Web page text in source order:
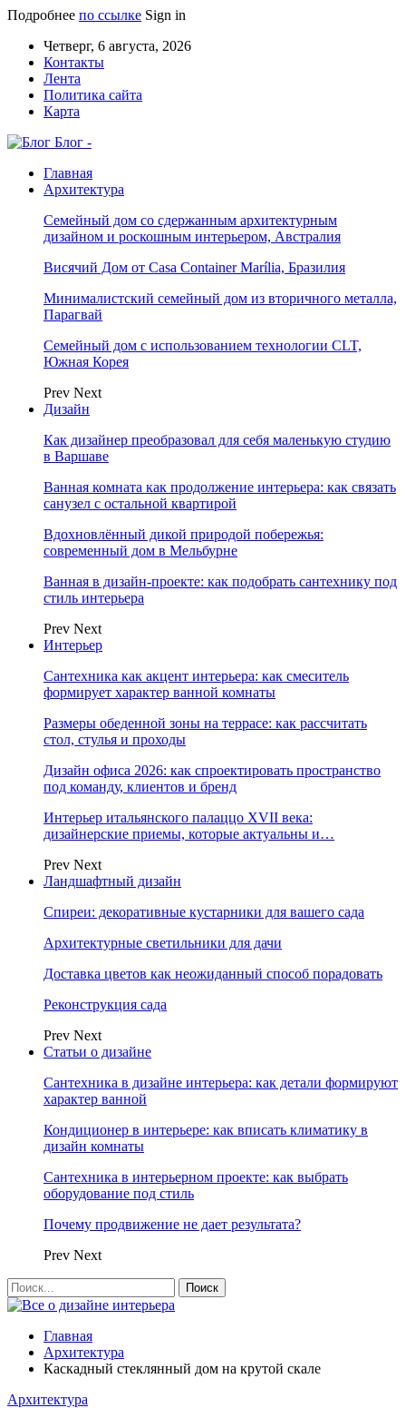
Подробнее по ссылке Sign in
Четверг, 6 августа, 2026
Контакты
Лента
Политика сайта
Карта
Блог -
Главная
Архитектура
Семейный дом со сдержанным архитектурным
дизайном и роскошным интерьером, Австралия
Висячий Дом от Casa Container Marília, Бразилия
Минималистский семейный дом из вторичного металла,
Парагвай
Семейный дом с использованием технологии CLT,
Южная Корея
Prev Next
Дизайн
Как дизайнер преобразовал для себя маленькую студию
в Варшаве
Ванная комната как продолжение интерьера: как связать
санузел с остальной квартирой
Вдохновлённый дикой природой побережья:
современный дом в Мельбурне
Ванная в дизайн-проекте: как подобрать сантехнику под
стиль интерьера
Prev Next
Интерьер
Сантехника как акцент интерьера: как смеситель
формирует характер ванной комнаты
Размеры обеденной зоны на террасе: как рассчитать
стол, стулья и проходы
Дизайн офиса 2026: как спроектировать пространство
под команду, клиентов и бренд
Интерьер итальянского палаццо XVII века:
дизайнерские приемы, которые актуальны и…
Prev Next
Ландшафтный дизайн
Спиреи: декоративные кустарники для вашего сада
Архитектурные светильники для дачи
Доставка цветов как неожиданный способ порадовать
Реконструкция сада
Prev Next
Статьи о дизайне
Сантехника в дизайне интерьера: как детали формируют
характер ванной
Кондиционер в интерьере: как вписать климатику в
дизайн комнаты
Сантехника в интерьерном проекте: как выбрать
оборудование под стиль
Почему продвижение не дает результата?
Prev Next
Главная
Архитектура
Каскадный стеклянный дом на крутой скале
Архитектура